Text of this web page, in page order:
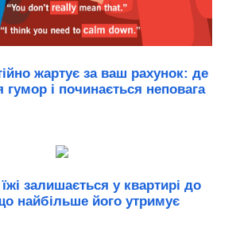
жартує за ваш рахунок: де
гумор і починається неповага
залишається у квартирі до
найбільше його утримує